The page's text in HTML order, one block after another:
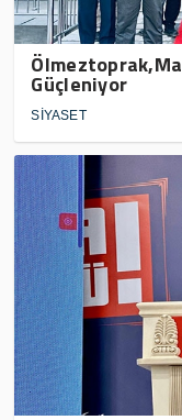
Güçleniyor
SİYASET